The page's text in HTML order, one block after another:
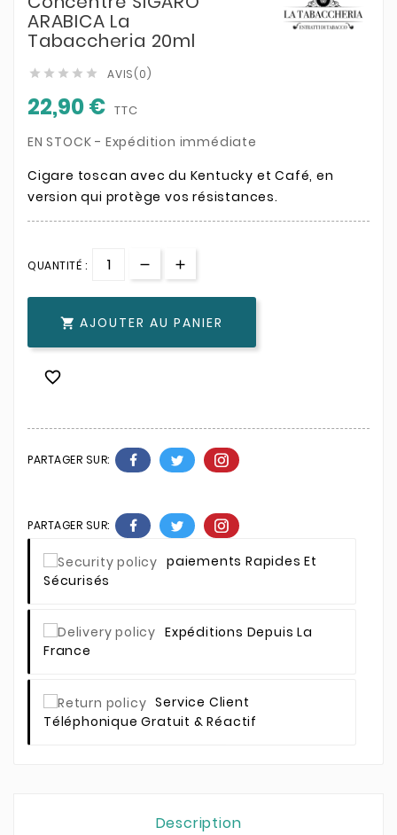
ARABICA La
Tabaccheria 20ml
     AVIS(0)
22,90 € TTC
EN STOCK - Expédition immédiate
Cigare toscan avec du Kentucky et Café, en
version qui protège vos résistances.
QUANTITÉ :
 AJOUTER AU PANIER

PARTAGER SUR:
PARTAGER SUR:
Paiements Rapides Et
Sécurisés
Expéditions Depuis La
France
Service Client
Téléphonique Gratuit & Réactif
Description